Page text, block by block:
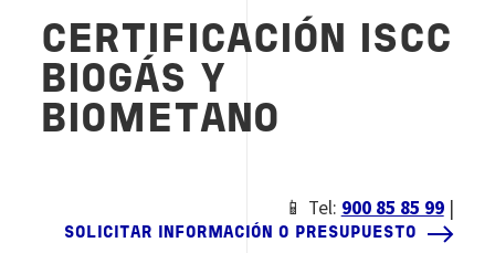
CERTIFICACIÓN ISCC
BIOGÁS Y
BIOMETANO
📱 Tel: 900 85 85 99|
SOLICITAR INFORMACIÓN O PRESUPUESTO